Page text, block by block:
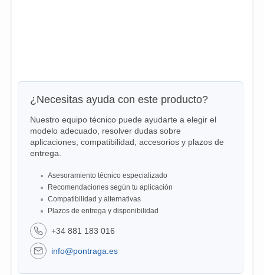
¿Necesitas ayuda con este producto?
Nuestro equipo técnico puede ayudarte a elegir el
modelo adecuado, resolver dudas sobre
aplicaciones, compatibilidad, accesorios y plazos de
entrega.
Asesoramiento técnico especializado
Recomendaciones según tu aplicación
Compatibilidad y alternativas
Plazos de entrega y disponibilidad
+34 881 183 016
info@pontraga.es